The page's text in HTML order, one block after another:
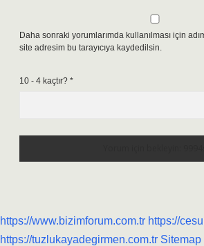
Daha sonraki yorumlarımda kullanılması için
site adresim bu tarayıcıya kaydedilsin.
10 - 4 kaçtır? *
https://www.bizimforum.com.tr https://
https://tuzlukayadegirmen.com.tr Sitemap